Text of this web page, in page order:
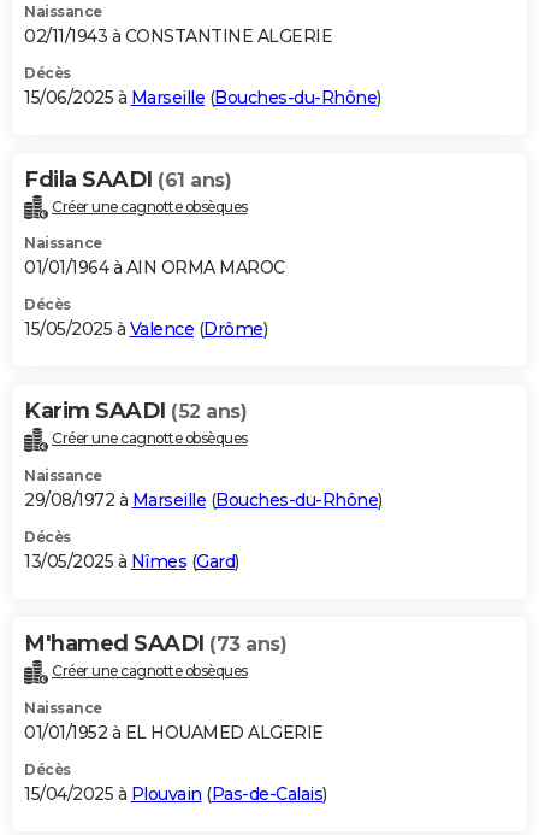
Naissance
02/11/1943 à CONSTANTINE ALGERIE
Décès
15/06/2025 à Marseille (Bouches-du-Rhône)
Fdila SAADI (61 ans)
Créer une cagnotte obsèques
Naissance
01/01/1964 à AIN ORMA MAROC
Décès
15/05/2025 à Valence (Drôme)
Karim SAADI (52 ans)
Créer une cagnotte obsèques
Naissance
29/08/1972 à Marseille (Bouches-du-Rhône)
Décès
13/05/2025 à Nîmes (Gard)
M'hamed SAADI (73 ans)
Créer une cagnotte obsèques
Naissance
01/01/1952 à EL HOUAMED ALGERIE
Décès
15/04/2025 à Plouvain (Pas-de-Calais)